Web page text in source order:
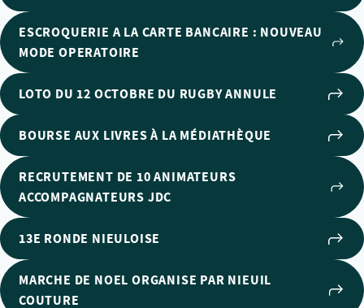
ESCROQUERIE A LA CARTE BANCAIRE : NOUVEAU
MODE OPERATOIRE
LOTO DU 12 OCTOBRE DU RUGBY ANNULE
BOURSE AUX LIVRES À LA MÉDIATHÈQUE
RECRUTEMENT DE 10 ANIMATEURS
ACCOMPAGNATEURS JDC
13E RONDE NIEULOISE
MARCHE DE NOEL ORGANISE PAR NIEUIL
COUTURE